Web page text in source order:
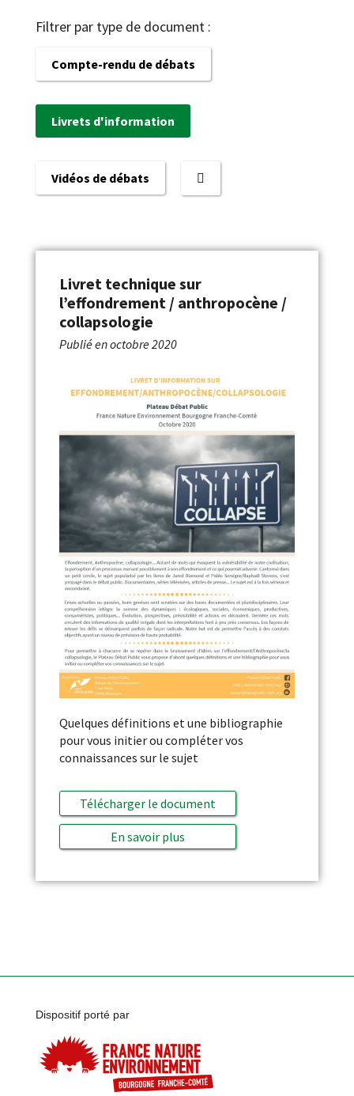
Filtrer par type de document :
Compte-rendu de débats
Livrets d'information
Vidéos de débats
Livret technique sur
l’effondrement / anthropocène /
collapsologie
Publié enoctobre 2020
Quelques définitions et une bibliographie
pour vous initier ou compléter vos
connaissances sur le sujet
Télécharger le document
En savoir plus
Dispositif porté par